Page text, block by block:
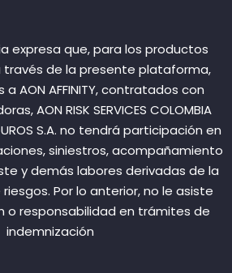
expresa que, para los productos
través de la presente plataforma,
AON AFFINITY, contratados con
AON RISK SERVICES COLOMBIA
S.A. no tendrá participación en
siniestros, acompañamiento
y demás labores derivadas de la
Por lo anterior, no le asiste
o responsabilidad en trámites de
indemnización